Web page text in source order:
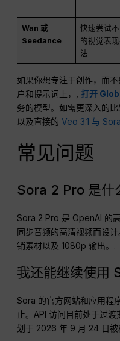
Wan 或
Seedance
快速尝试不
的视觉表
法
如果你想专注于创作，而
户和提示词上，,打开
务的模型。如需更深入的
以及直接的Veo 3.1 与
常见问题
Sora 2 Pro 是什
Sora 2 Pro 是 OpenAI 的
同步音频的高清视频而设
销素材以及 1080p 输出。.
我还能继续使用
Sora 的官方网站和应用程
止。API 访问目前处于过
划于 2026 年 9 月 24 日被